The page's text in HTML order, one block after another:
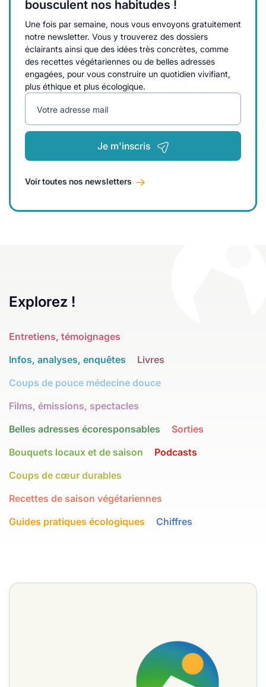
bousculent nos habitudes !
Une fois par semaine, nous vous envoyons gratuitement
notre newsletter. Vous y trouverez des dossiers
éclairants ainsi que des idées très concrètes, comme
des recettes végétariennes ou de belles adresses
engagées, pour vous construire un quotidien vivifiant,
plus éthique et plus écologique.
Votre adresse mail
Je m'inscris
Voir toutes nos newsletters
Explorez !
Entretiens, témoignages
Infos, analyses, enquêtes
Livres
Coups de pouce médecine douce
Films, émissions, spectacles
Belles adresses écoresponsables
Sorties
Bouquets locaux et de saison
Podcasts
Coups de cœur durables
Recettes de saison végétariennes
Guides pratiques écologiques
Chiffres